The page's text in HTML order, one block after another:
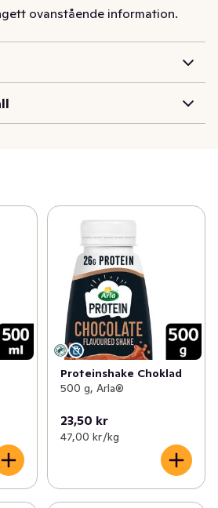
i samband med träning.
ovanstående information.
Proteinshake Choklad
500 g, Arla®
23,50 kr
47,00 kr /kg